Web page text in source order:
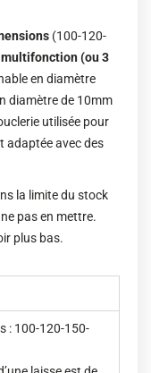
(100-120-
multifonction (ou 3
en diamètre
diamètre de 10mm
utilisée pour
adaptée avec des
la limite du stock
pas en mettre.
plus bas.
: 100-120-150-